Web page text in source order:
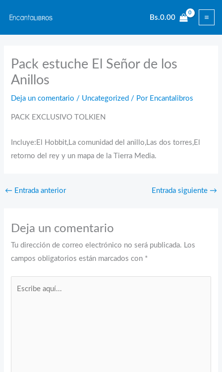
contenido
Bs.0.00
Pack estuche El Señor de los
Anillos
Deja un comentario / Uncategorized / Por Encantalibros
PACK EXCLUSIVO TOLKIEN
Incluye:El Hobbit,La comunidad del anillo,Las dos torres,El
retorno del rey y un mapa de la Tierra Media.
← Entrada anterior Entrada siguiente →
Deja un comentario
Tu dirección de correo electrónico no será publicada. Los
campos obligatorios están marcados con *